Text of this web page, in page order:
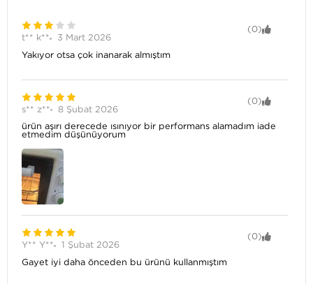
(0)
t** k**
3 Mart 2026
Yakıyor otsa çok inanarak almıştım
(0)
s** z**
8 Şubat 2026
ürün aşırı derecede ısınıyor bir performans alamadım iade
etmedim düşünüyorum
(0)
Y** Y**
1 Şubat 2026
Gayet iyi daha önceden bu ürünü kullanmıştım